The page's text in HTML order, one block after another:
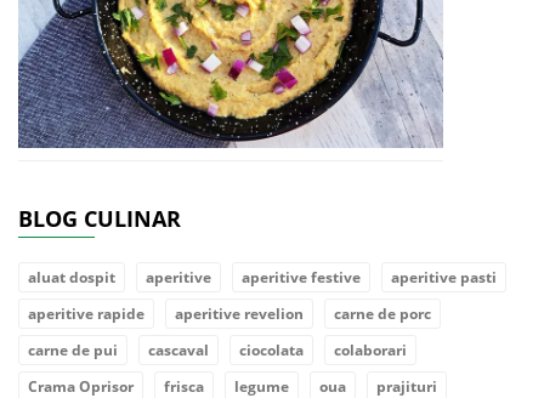
BLOG CULINAR
aluat dospit aperitive aperitive festive
aperitive pasti
aperitive rapide
aperitive revelion
carne de porc
carne de pui
cascaval ciocolata
colaborari
Crama Oprisor
frisca legume oua
prajituri